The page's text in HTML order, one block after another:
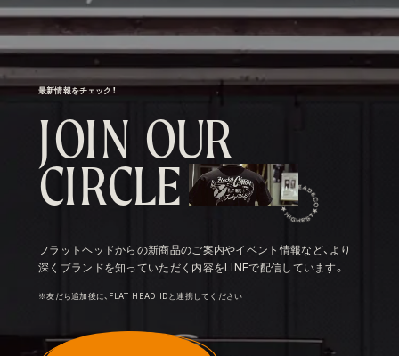
最新情報をチェック！
JOIN OUR
CIRCLE
フラットヘッドからの新商品のご案内やイベント情報など、より
深くブランドを知っていただく内容をLINEで配信しています。
※友だち追加後に、FLAT HEAD IDと連携してください